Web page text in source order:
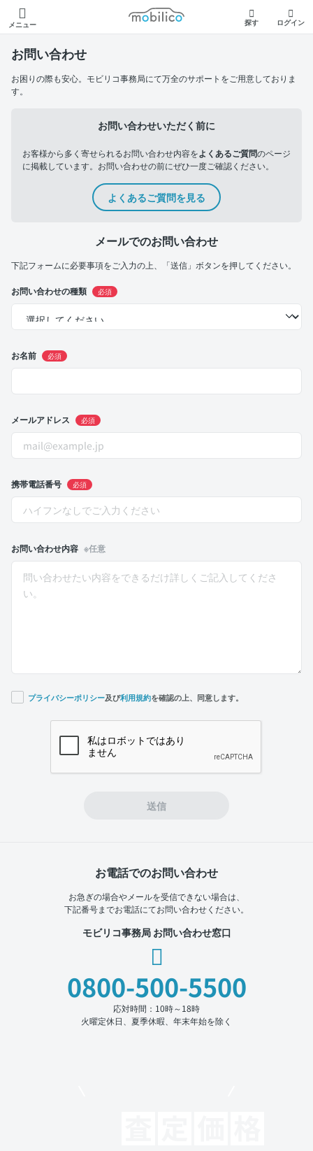
メニュー
モビリコ
探す ログイン
お問い合わせ
お困りの際も安心。モビリコ事務局にて万全のサポートをご用意しておりま
す。
お問い合わせいただく前に
お客様から多く寄せられるお問い合わせ内容をよくあるご質問のページ
に掲載しています。お問い合わせの前にぜひ一度ご確認ください。
よくあるご質問を見る
メールでのお問い合わせ
下記フォームに必要事項をご入力の上、「送信」ボタンを押してください。
お問い合わせの種類 必須
お名前 必須
メールアドレス 必須
携帯電話番号 必須
お問い合わせ内容 ※任意
プライバシーポリシー及び利用規約を確認の上、同意します。
送信
お電話でのお問い合わせ
お急ぎの場合やメールを受信できない場合は、
下記番号までお電話にてお問い合わせください。
モビリコ事務局 お問い合わせ窓口
0800-500-5500
応対時間：10時～18時
火曜定休日、夏季休暇、年末年始を除く